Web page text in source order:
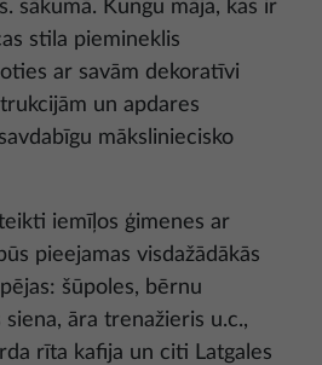
sākumā. Kungu māja, kas ir
stila piemineklis
ar savām dekoratīvi
un apdares
māksliniecisko
iemīļos ģimenes ar
pieejamas visdažādākās
šūpoles, bērnu
siena, āra trenažieris u.c.,
rīta kafija un citi Latgales